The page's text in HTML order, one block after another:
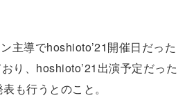
主導でhoshioto’21開催日だった
り、hoshioto’21出演予定だった
も行うとのこと。